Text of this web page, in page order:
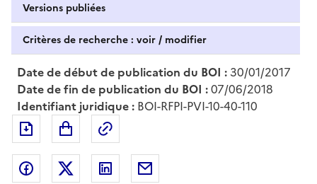
Versions publiées
Critères de recherche : voir / modifier
Date de début de publication du BOI : 30/01/2017
Date de fin de publication du BOI :07/06/2018
Identifiant juridique : BOI-RFPI-PVI-10-40-110
Exporter le document au format pdf
Partager sur Facebook
Partager sur Twitter
Partager sur LinkedIn